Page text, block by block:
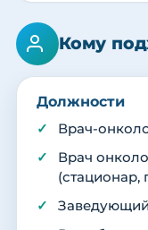
Кому
Должности
Врач-
Врач
(стационар,